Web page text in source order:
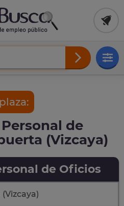
de
(Vizcaya)
de Oficios